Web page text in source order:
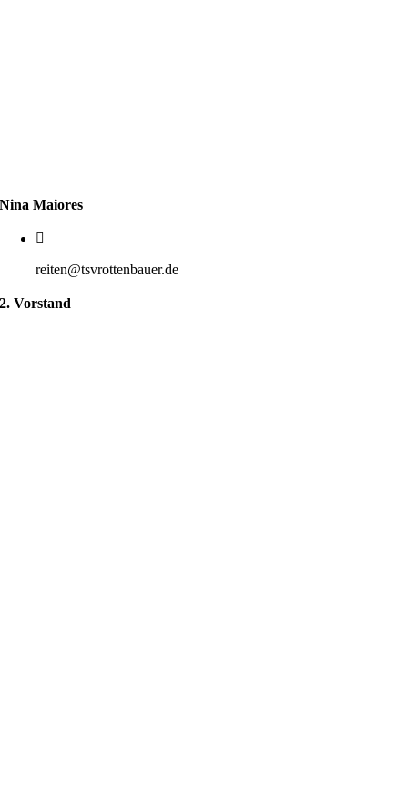
Nina Maiores
reiten@tsvrottenbauer.de
2. Vorstand